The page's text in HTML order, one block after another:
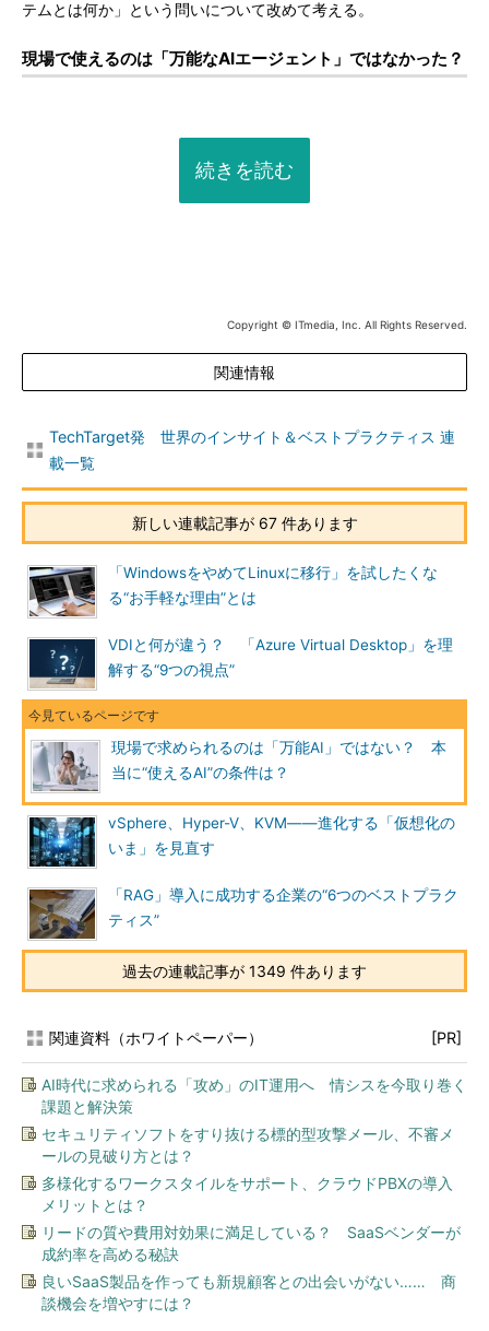
テムとは何か」という問いについて改めて考える。
現場で使えるのは「万能なAIエージェント」ではなかった？
続きを読む
Copyright © ITmedia, Inc. All Rights Reserved.
関連情報
TechTarget発 世界のインサイト＆ベストプラクティス 連
載一覧
新しい連載記事が 67 件あります
「WindowsをやめてLinuxに移行」を試したくな
る“お手軽な理由”とは
VDIと何が違う？ 「Azure Virtual Desktop」を理
解する“9つの視点”
現場で求められるのは「万能AI」ではない？ 本
当に“使えるAI”の条件は？
vSphere、Hyper-V、KVM――進化する「仮想化の
いま」を見直す
「RAG」導入に成功する企業の“6つのベストプラク
ティス”
過去の連載記事が 1349 件あります
関連資料（ホワイトペーパー） [PR]
AI時代に求められる「攻め」のIT運用へ 情シスを今取り巻く
課題と解決策
セキュリティソフトをすり抜ける標的型攻撃メール、不審メ
ールの見破り方とは？
多様化するワークスタイルをサポート、クラウドPBXの導入
メリットとは？
リードの質や費用対効果に満足している？ SaaSベンダーが
成約率を高める秘訣
良いSaaS製品を作っても新規顧客との出会いがない…… 商
談機会を増やすには？